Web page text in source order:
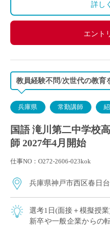
詳し
エント
教員経験不問/次世代の教育
兵庫県 常勤講師
国語 滝川第二中学校
師 2027年4月開始
仕事NO：O272-2606-023kok
兵庫県神戸市西区春日台
選考1日(面接＋模擬授
新卒や一般企業からの